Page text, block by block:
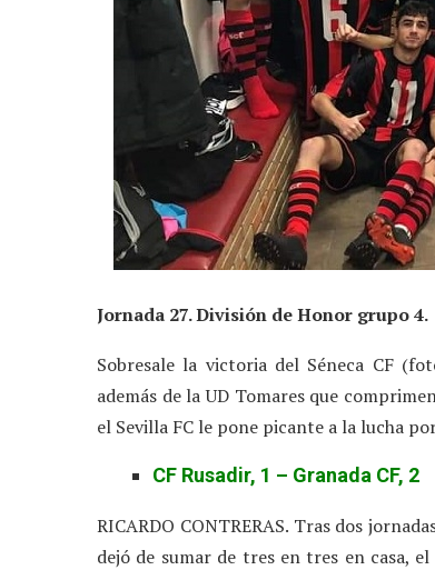
Jornada 27. División de Honor grupo 4.
Sobresale la victoria del Séneca CF
además de la UD Tomares que
el Sevilla FC le pone picante a la lucha
CF Rusadir, 1 – Granada CF, 2
RICARDO CONTRERAS. Tras dos
dejó de sumar de tres en tres en casa,